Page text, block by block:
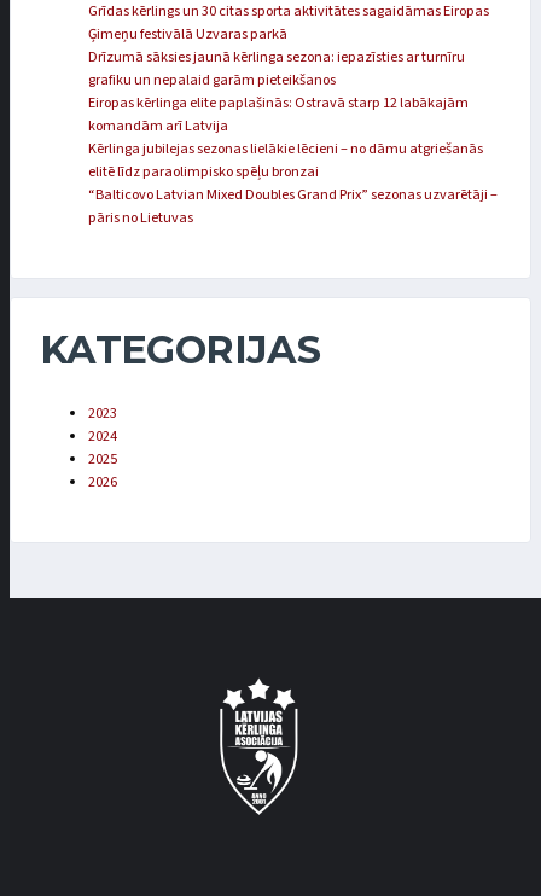
Grīdas kērlings un 30 citas sporta aktivitātes sagaidāmas Eiropas
Ģimeņu festivālā Uzvaras parkā
Drīzumā sāksies jaunā kērlinga sezona: iepazīsties ar turnīru
grafiku un nepalaid garām pieteikšanos
Eiropas kērlinga elite paplašinās: Ostravā starp 12 labākajām
komandām arī Latvija
Kērlinga jubilejas sezonas lielākie lēcieni – no dāmu atgriešanās
elitē līdz paraolimpisko spēļu bronzai
“Balticovo Latvian Mixed Doubles Grand Prix” sezonas uzvarētāji –
pāris no Lietuvas
KATEGORIJAS
2023
2024
2025
2026